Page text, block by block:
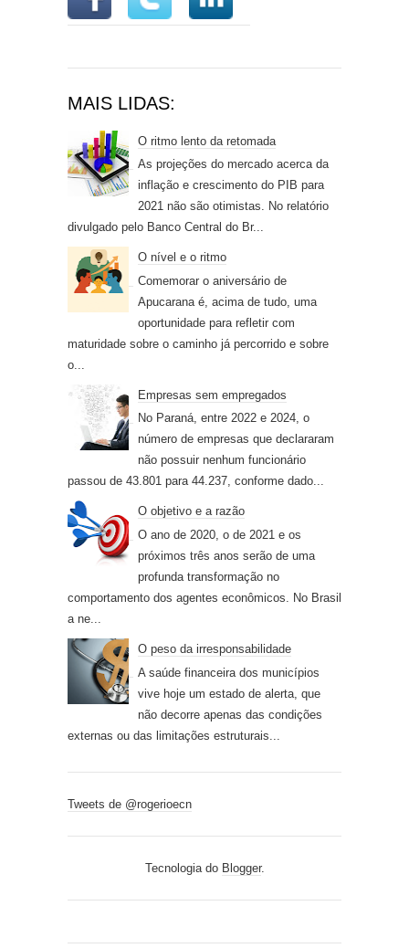
MAIS LIDAS:
O ritmo lento da retomada
As projeções do mercado acerca da
inflação e crescimento do PIB para
2021 não são otimistas. No relatório
divulgado pelo Banco Central do Br...
O nível e o ritmo
Comemorar o aniversário de
Apucarana é, acima de tudo, uma
oportunidade para refletir com
maturidade sobre o caminho já percorrido e sobre
o...
Empresas sem empregados
No Paraná, entre 2022 e 2024, o
número de empresas que declararam
não possuir nenhum funcionário
passou de 43.801 para 44.237, conforme dado...
O objetivo e a razão
O ano de 2020, o de 2021 e os
próximos três anos serão de uma
profunda transformação no
comportamento dos agentes econômicos. No Brasil
a ne...
O peso da irresponsabilidade
A saúde financeira dos municípios
vive hoje um estado de alerta, que
não decorre apenas das condições
externas ou das limitações estruturais...
Tweets de @rogerioecn
Tecnologia do Blogger.